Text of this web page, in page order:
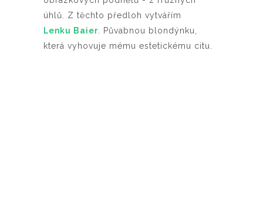
úhlů. Z těchto předloh vytvářím
Lenku Baier . Půvabnou blondýnku,
která vyhovuje mému estetickému citu.